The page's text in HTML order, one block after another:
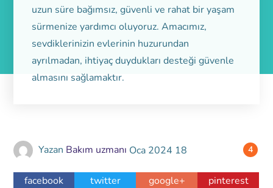
uzun süre bağımsız, güvenli ve rahat bir yaşam
sürmenize yardımcı oluyoruz. Amacımız,
sevdiklerinizin evlerinin huzurundan
ayrılmadan, ihtiyaç duydukları desteği güvenle
almasını sağlamaktır.
4
Yazan Bakım uzmanı Oca 2024 18
facebook twitter google+ pinterest